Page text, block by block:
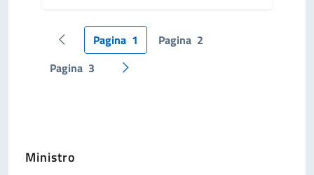
Pagina precedente
Pagina 1 Pagina 2
Pagina 3 Pagina successiva
Ministro